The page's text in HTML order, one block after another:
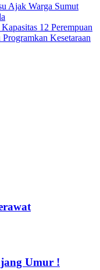
Ajak Warga Sumut
12 Perempuan
Kesetaraan
Umur !